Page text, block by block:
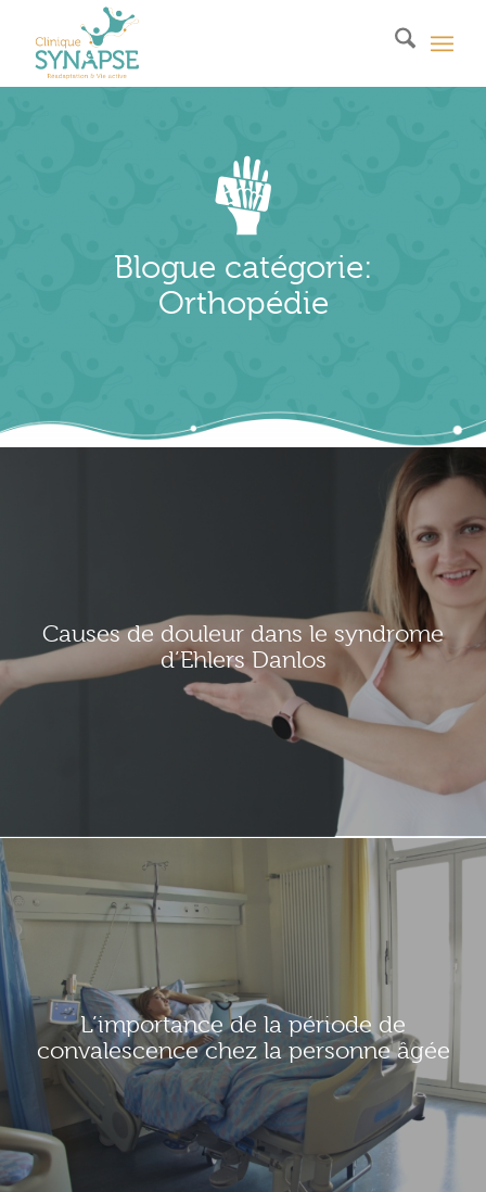
Blogue catégorie:
Orthopédie
Causes de douleur dans le syndrome
d’Ehlers Danlos
L’importance de la période de
convalescence chez la personne âgée